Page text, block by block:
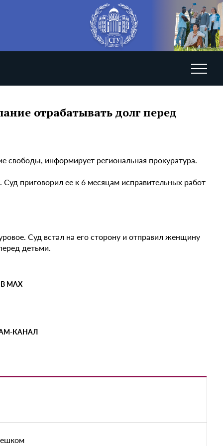
отрабатывать долг перед
информирует региональная прокуратура.
приговорил ее к 6 месяцам исправительных работ
Суд встал на его сторону и отправил женщину
детьми.
MAX
КАНАЛ